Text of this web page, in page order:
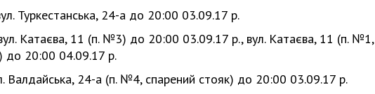
Туркестанська, 24-а до 20:00 03.09.17 р.
Катаєва, 11 (п. №3) до 20:00 03.09.17 р., вул. Катаєва, 11 (п. №1,
до 20:00 04.09.17 р.
Валдайська, 24-а (п. №4, спарений стояк) до 20:00 03.09.17 р.